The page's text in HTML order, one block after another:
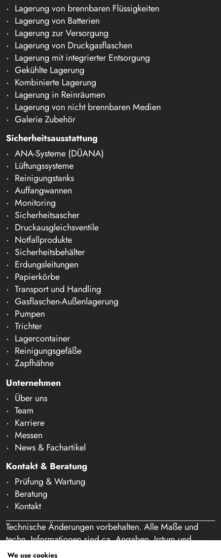
Lagerung von brennbaren Flüssigkeiten
Lagerung von Batterien
Lagerung zur Versorgung
Lagerung von Druckgasflaschen
Lagerung mit integrierter Entsorgung
Gekühlte Lagerung
Kombinierte Lagerung
Lagerung in Reinräumen
Lagerung von nicht brennbaren Medien
Galerie Zubehör
Sicherheitsausstattung
ANA-Systeme (DÜANA)
Lüftungssysteme
Reinigungstanks
Auffangwannen
Monitoring
Sicherheitsascher
Druckausgleichsventile
Notfallprodukte
Sicherheitsbehälter
Erdungsleitungen
Papierkörbe
Transport und Handling
Gasflaschen-Außenlagerung
Pumpen
Trichter
Lagercontainer
Reinigungsgefäße
Zapfhähne
Unternehmen
Über uns
Team
Karriere
Messen
News & Fachartikel
Kontakt & Beratung
Prüfung & Wartung
Beratung
Kontakt
Technische Änderungen vorbehalten. Alle Maße und
techn. Informationen sind ca. Angaben. Irrtum und
Schreibfehler vorbehalten. Unser Angebot richtet sich
We use cookies